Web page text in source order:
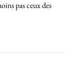
pas ceux des